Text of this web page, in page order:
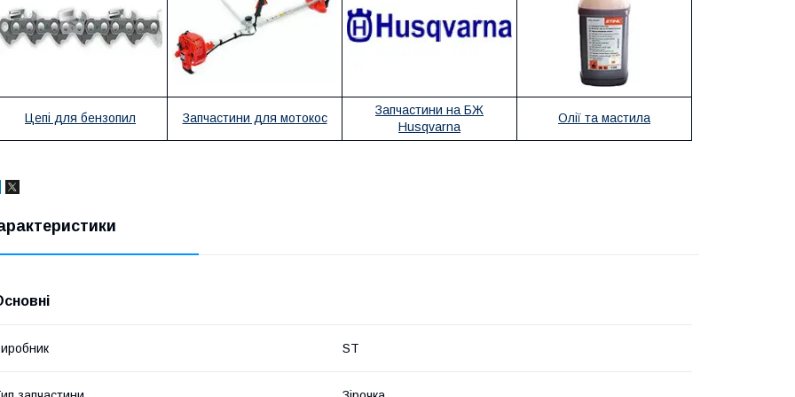
Цепі для бензопил Запчастини для мотокос
Запчастини на БЖ
Husqvarna
Олії та мастила
ST